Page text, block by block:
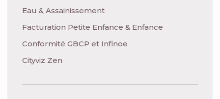
Eau & Assainissement
Facturation Petite Enfance & Enfance
Conformité GBCP et Infinoe
Cityviz Zen